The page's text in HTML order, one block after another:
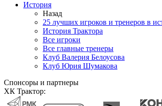
История
Назад
25 лучших игроков и тренеров в
История Трактора
Все игроки
Все главные тренеры
Клуб Валерия Белоусова
Клуб Юрия Шумакова
Спонсоры и партнеры
ХК Трактор: